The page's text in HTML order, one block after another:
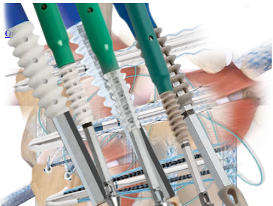
Ombro
Âncoras flexíveis FiberTak® RC 2.6
Produto
Ombro
Âncora SwiveLock®C